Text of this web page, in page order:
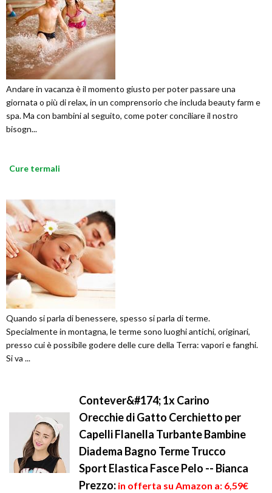
Andare in vacanza è il momento giusto per poter passare una
giornata o più di relax, in un comprensorio che includa beauty farm e
spa. Ma con bambini al seguito, come poter conciliare il nostro
bisogn...
Cure termali
Quando si parla di benessere, spesso si parla di terme.
Specialmente in montagna, le terme sono luoghi antichi, originari,
presso cui è possibile godere delle cure della Terra: vapori e fanghi.
Si va ...
Contever&#174; 1x Carino
Orecchie di Gatto Cerchietto per
Capelli Flanella Turbante Bambine
Diadema Bagno Terme Trucco
Sport Elastica Fasce Pelo -- Bianca
Prezzo: in offerta su Amazon a: 6,59€